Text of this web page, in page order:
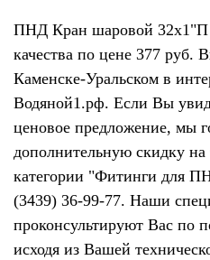
ПНД Кран шаровой 32х1"П
качества по цене 377 руб.
Каменске-Уральском в
Водяной1.рф. Если Вы
ценовое предложение, мы
дополнительную скидку на
категории "Фитинги для
(3439) 36-99-77. Наши
проконсультируют Вас по
исходя из Вашей